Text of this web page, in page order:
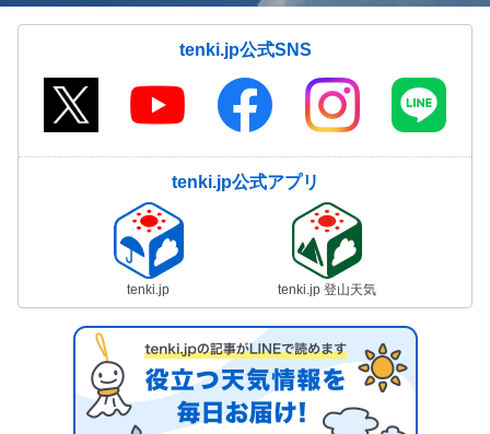
tenki.jp公式SNS
tenki.jp公式アプリ
tenki.jp tenki.jp 登山天気